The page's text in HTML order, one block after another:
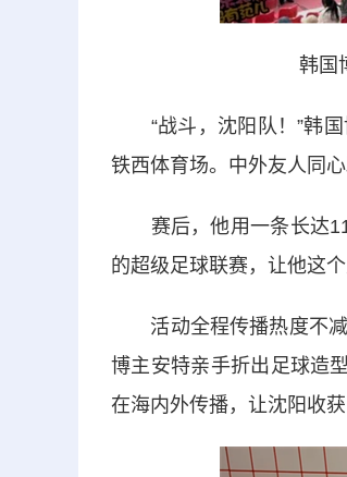
韩国
“战斗，沈阳队！”韩国
铁西体育场。中外友人同
赛后，他用一条长达11
的超级足球联赛，让他这个
活动全程传播热度不减
博主安特亲手折出足球造
在海内外传播，让沈阳收获